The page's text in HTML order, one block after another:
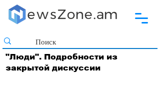
"Люди". Подробности из
закрытой дискуссии